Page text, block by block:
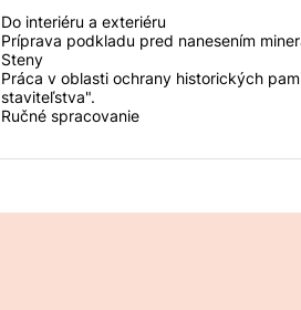
Do interiéru a exteriéru
Príprava podkladu pred nanesením
Steny
Práca v oblasti ochrany historických
staviteľstva".
Ručné spracovanie